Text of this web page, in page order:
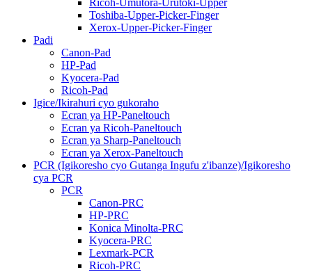
Toshiba-Upper-Picker-Finger
Xerox-Upper-Picker-Finger
Padi
Canon-Pad
HP-Pad
Kyocera-Pad
Ricoh-Pad
Igice/Ikirahuri cyo gukoraho
Ecran ya HP-Paneltouch
Ecran ya Ricoh-Paneltouch
Ecran ya Sharp-Paneltouch
Ecran ya Xerox-Paneltouch
PCR (Igikoresho cyo Gutanga Ingufu z'ibanze)/Igikoresho
cya PCR
PCR
Canon-PRC
HP-PRC
Konica Minolta-PRC
Kyocera-PRC
Lexmark-PCR
Ricoh-PRC